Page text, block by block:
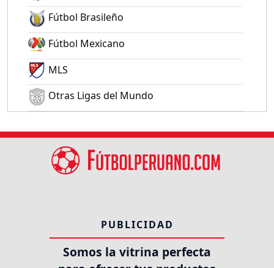
Fútbol Brasileño
Fútbol Mexicano
MLS
Otras Ligas del Mundo
PUBLICIDAD
Somos la vitrina perfecta